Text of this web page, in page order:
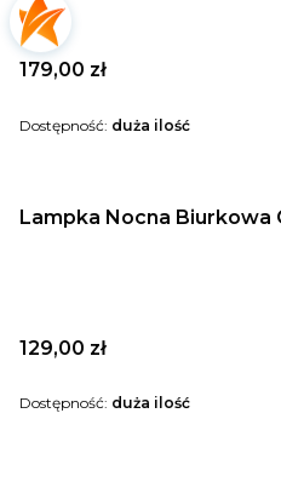
Cena
179,00 zł
Dostępność: duża ilość
Lampka Nocna Biurkowa
Cena
129,00 zł
Dostępność: duża ilość